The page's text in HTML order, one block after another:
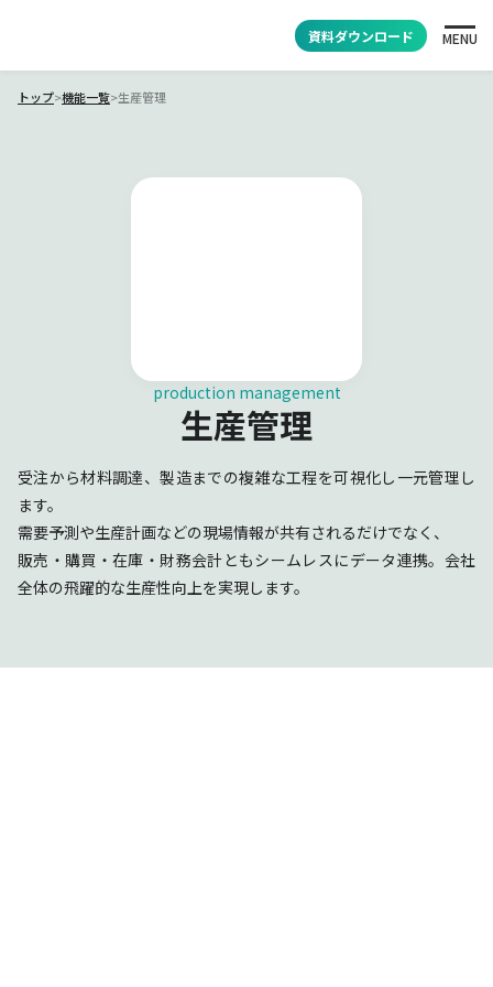
資料ダウンロード MENU
トップ>機能一覧>生産管理
production management
生産管理
受注から材料調達、製造までの複雑な工程を可視化し一元管理し
ます。
需要予測や生産計画などの現場情報が共有されるだけでなく、
販売・購買・在庫・財務会計ともシームレスにデータ連携。会社
全体の飛躍的な生産性向上を実現します。